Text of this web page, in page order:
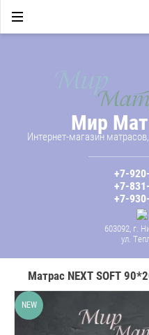
Мир
Интернет-магазин
+7-
+7-
+7-
603092, г.
ул.
Матрас NEXT SOFT
NEW